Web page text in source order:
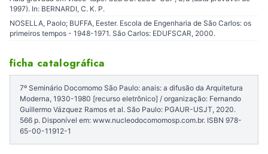
1997). In: BERNARDI, C. K. P.
NOSELLA, Paolo; BUFFA, Eester. Escola de Engenharia de São Carlos: os
primeiros tempos - 1948-1971. São Carlos: EDUFSCAR, 2000.
ficha catalográfica
7º Seminário Docomomo São Paulo: anais: a difusão da Arquitetura
Moderna, 1930-1980 [recurso eletrônico] / organização: Fernando
Guillermo Vázquez Ramos et al. São Paulo: PGAUR-USJT, 2020.
566 p. Disponível em: www.nucleodocomomosp.com.br. ISBN 978-
65-00-11912-1